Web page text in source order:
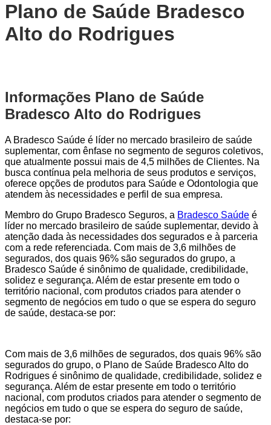
Plano de Saúde Bradesco
Alto do Rodrigues
Informações Plano de Saúde
Bradesco Alto do Rodrigues
A Bradesco Saúde é líder no mercado brasileiro de saúde
suplementar, com ênfase no segmento de seguros coletivos,
que atualmente possui mais de 4,5 milhões de Clientes. Na
busca contínua pela melhoria de seus produtos e serviços,
oferece opções de produtos para Saúde e Odontologia que
atendem às necessidades e perfil de sua empresa.
Membro do Grupo Bradesco Seguros, a Bradesco Saúde é
líder no mercado brasileiro de saúde suplementar, devido à
atenção dada às necessidades dos segurados e à parceria
com a rede referenciada. Com mais de 3,6 milhões de
segurados, dos quais 96% são segurados do grupo, a
Bradesco Saúde é sinônimo de qualidade, credibilidade,
solidez e segurança. Além de estar presente em todo o
território nacional, com produtos criados para atender o
segmento de negócios em tudo o que se espera do seguro
de saúde, destaca-se por:
Com mais de 3,6 milhões de segurados, dos quais 96% são
segurados do grupo, o Plano de Saúde Bradesco Alto do
Rodrigues é sinônimo de qualidade, credibilidade, solidez e
segurança. Além de estar presente em todo o território
nacional, com produtos criados para atender o segmento de
negócios em tudo o que se espera do seguro de saúde,
destaca-se por: